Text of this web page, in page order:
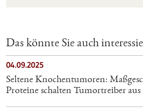
Das könnte Sie auch
04.09.2025
Seltene Knochentumoren:
Proteine schalten Tumortreiber aus